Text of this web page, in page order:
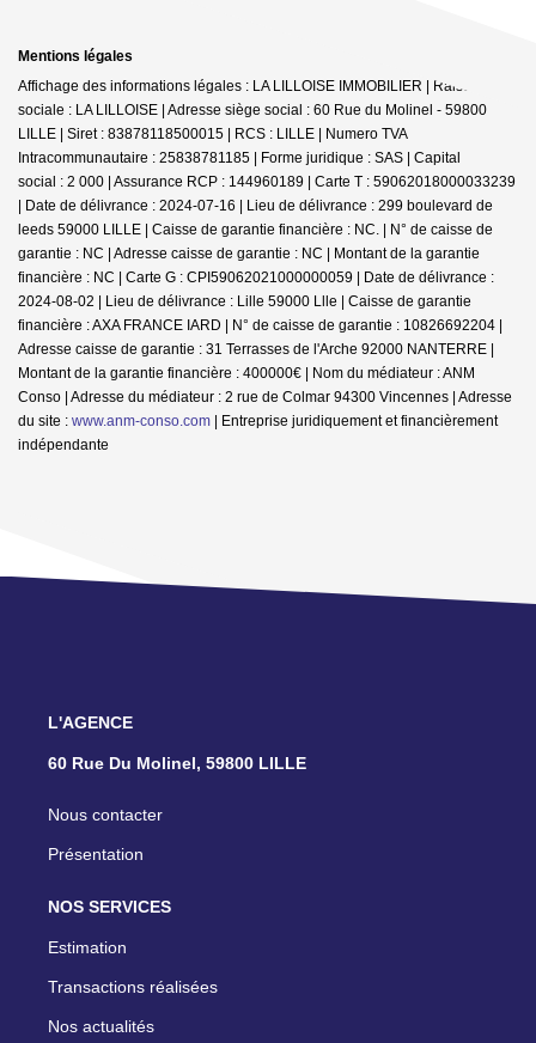
Mentions légales
Affichage des informations légales : LA LILLOISE IMMOBILIER | Raison
sociale : LA LILLOISE | Adresse siège social : 60 Rue du Molinel - 59800
LILLE | Siret : 83878118500015 | RCS : LILLE | Numero TVA
Intracommunautaire : 25838781185 | Forme juridique : SAS | Capital
social : 2 000 | Assurance RCP : 144960189 | Carte T : 59062018000033239
| Date de délivrance : 2024-07-16 | Lieu de délivrance : 299 boulevard de
leeds 59000 LILLE | Caisse de garantie financière : NC. | N° de caisse de
garantie : NC | Adresse caisse de garantie : NC | Montant de la garantie
financière : NC | Carte G : CPI59062021000000059 | Date de délivrance :
2024-08-02 | Lieu de délivrance : Lille 59000 Llle | Caisse de garantie
financière : AXA FRANCE IARD | N° de caisse de garantie : 10826692204 |
Adresse caisse de garantie : 31 Terrasses de l'Arche 92000 NANTERRE |
Montant de la garantie financière : 400000€ | Nom du médiateur : ANM
Conso | Adresse du médiateur : 2 rue de Colmar 94300 Vincennes | Adresse
du site : www.anm-conso.com | Entreprise juridiquement et financièrement
indépendante
L'AGENCE
60 Rue Du Molinel, 59800 LILLE
Nous contacter
Présentation
NOS SERVICES
Estimation
Transactions réalisées
Nos actualités